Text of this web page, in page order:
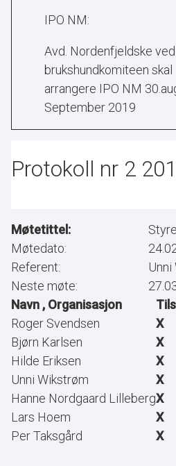
IPO NM:
Avd. Nordenfjeldske ved
brukshundkomiteen skal
arrangere IPO NM
September 2019
Protokoll nr 2
Møtetittel:
Møtedato:
Referent:
Neste møte:
Navn , Organisasjon
Roger Svendsen
X
Bjørn Karlsen
X
Hilde Eriksen
X
Unni Wikstrøm
X
Hanne Nordgaard LillebergX
Lars Hoem
X
Per Taksgård
X